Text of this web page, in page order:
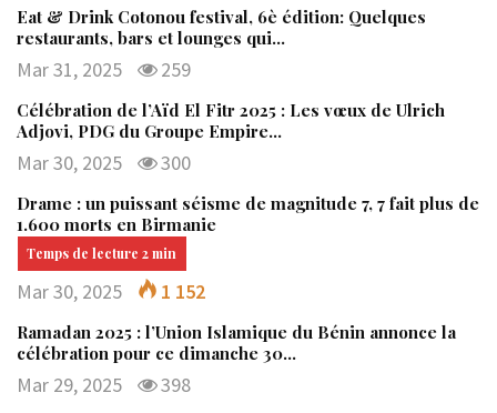
Eat & Drink Cotonou festival, 6è édition: Quelques
restaurants, bars et lounges qui…
Mar 31, 2025 259
Célébration de l’Aïd El Fitr 2025 : Les vœux de Ulrich
Adjovi, PDG du Groupe Empire…
Mar 30, 2025 300
Drame : un puissant séisme de magnitude 7, 7 fait plus de
1.600 morts en Birmanie
Mar 30, 2025 1 152
Ramadan 2025 : l’Union Islamique du Bénin annonce la
célébration pour ce dimanche 30…
Mar 29, 2025 398